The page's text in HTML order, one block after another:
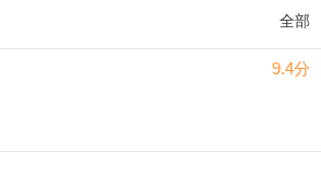
周星驰第四次拿到香港电影年度票房冠
始转型，他首度出任导演的电影作品是
年，主演的喜剧爱情片《大话西游》成
代表作。2001年，自导自演的喜剧片
电影票房纪录。2003年，成为美国《时
年，执导古装电影《西游·降魔篇》，
房成绩打破华语电影在全球的票房纪
喜剧片《美人鱼》的导演、编剧、制片
全部
9.4分